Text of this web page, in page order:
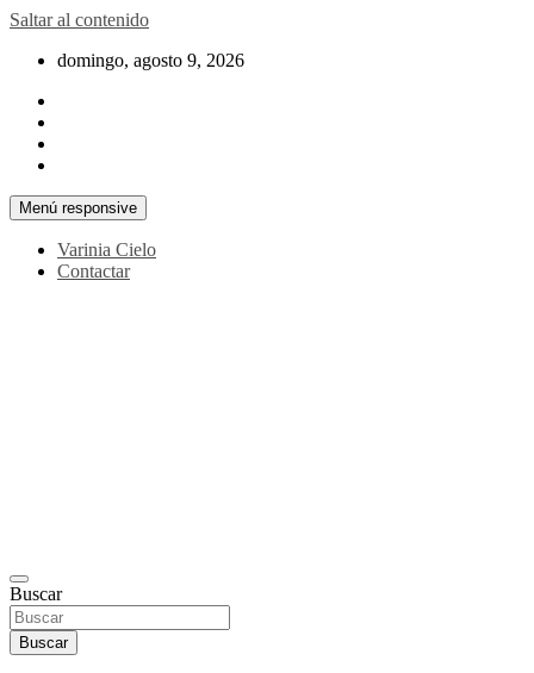
Saltar al contenido
domingo, agosto 9, 2026
Menú responsive
Varinia Cielo
Contactar
Buscar
Buscar